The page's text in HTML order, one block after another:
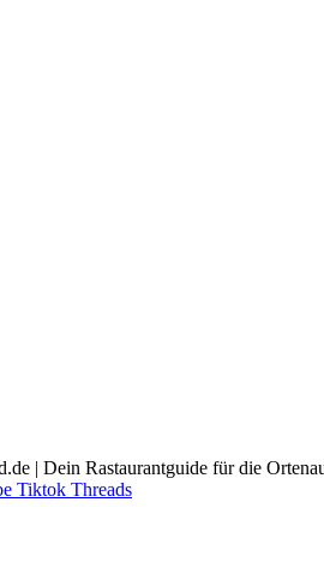
| Dein Rastaurantguide für die
Tiktok Threads